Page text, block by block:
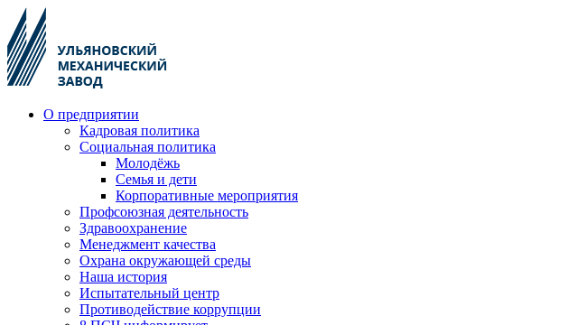
О предприятии
Кадровая политика
Социальная политика
Молодёжь
Семья и дети
Корпоративные мероприятия
Профсоюзная деятельность
Здравоохранение
Менеджмент качества
Охрана окружающей среды
Наша история
Испытательный центр
Противодействие коррупции